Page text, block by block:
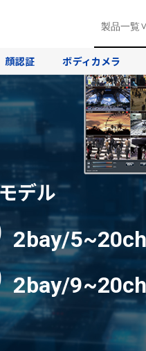
製品一覧
顔認証 ボディカメラ
デル
2bay/
2bay/9~20ch